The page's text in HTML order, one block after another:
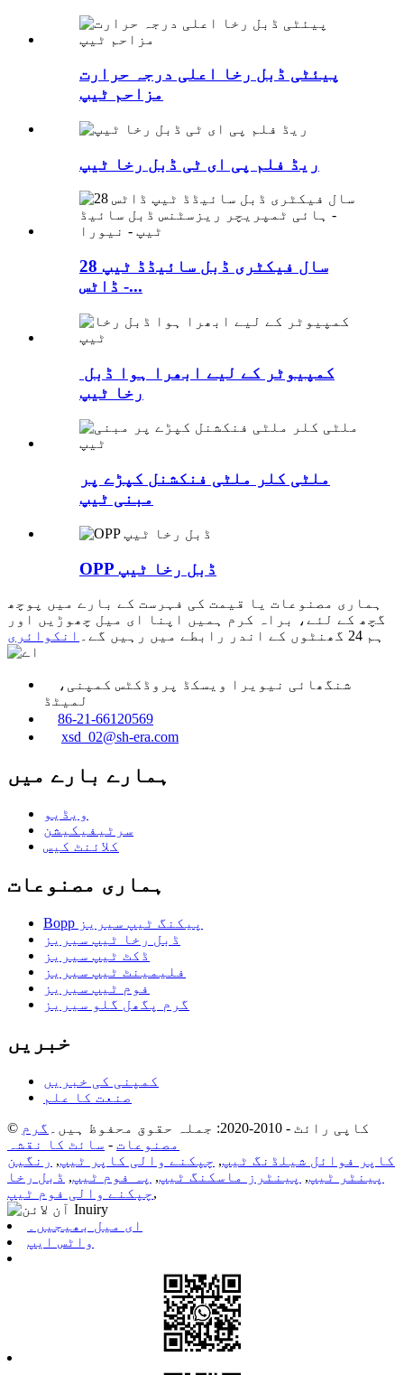
پیئٹی ڈبل رخا اعلی درجہ حرارت
مزاحم ٹیپ
ریڈ فلم پی ای ٹی ڈبل رخا ٹیپ
28 سال فیکٹری ڈبل سائیڈڈ ٹیپ
ڈاٹس -...
کمپیوٹر کے لیے ابھرا ہوا ڈبل ​​
رخا ٹیپ
ملٹی کلر ملٹی فنکشنل کپڑے پر
مبنی ٹیپ
OPP ڈبل رخا ٹیپ
ہماری مصنوعات یا قیمت کی فہرست کے بارے میں پوچھ
گچھ کے لئے، براہ کرم ہمیں اپنا ای میل چھوڑیں اور
ہم 24 گھنٹوں کے اندر رابطے میں رہیں گے۔
انکوائری
شنگھائی نیویرا ویسکڈ پروڈکٹس کمپنی،
لمیٹڈ
86-21-66120569
xsd_02@sh-era.com
ہمارے بارے میں
ویڈیو
سرٹیفیکیشن
کلائنٹ کیس
ہماری مصنوعات
Bopp پیکنگ ٹیپ سیریز
ڈبل رخا ٹیپ سیریز
ڈکٹ ٹیپ سیریز
فلیمینٹ ٹیپ سیریز
فوم ٹیپ سیریز
گرم پگھل گلو سیریز
خبریں
کمپنی کی خبریں
صنعت کا علم
© کاپی رائٹ - 2010-2020: جملہ حقوق محفوظ ہیں۔
گرم
مصنوعات - سائٹ کا نقشہ
کاپر فوائل شیلڈنگ ٹیپ, چپکنے والی کاپر ٹیپ, رنگین
پینٹر ٹیپ, پینٹرز ماسکنگ ٹیپ, پہ فوم ٹیپ, ڈبل رخا
چپکنے والی فوم ٹیپ,
ای میل بھیجیں۔
واٹس ایپ